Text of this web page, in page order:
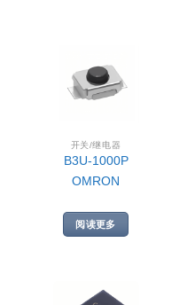
开关/继电器
B3U-1000P
OMRON
阅读更多